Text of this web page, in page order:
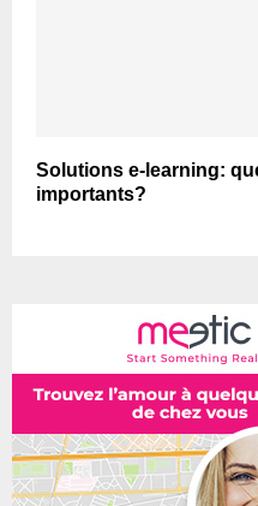
Solutions e-learning:
importants?